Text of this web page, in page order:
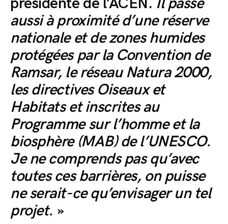
aussi à proximité d’une réserve
nationale et de zones humides
protégées par la Convention de
Ramsar, le réseau Natura 2000,
les directives Oiseaux et
Habitats et inscrites au
Programme sur l’homme et la
biosphère (MAB) de l’UNESCO.
Je ne comprends pas qu’avec
toutes ces barrières, on puisse
ne serait-ce qu’envisager un tel
projet. »